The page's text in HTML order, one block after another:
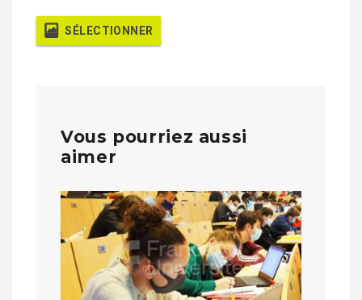
SÉLECTIONNER
Vous pourriez aussi
aimer